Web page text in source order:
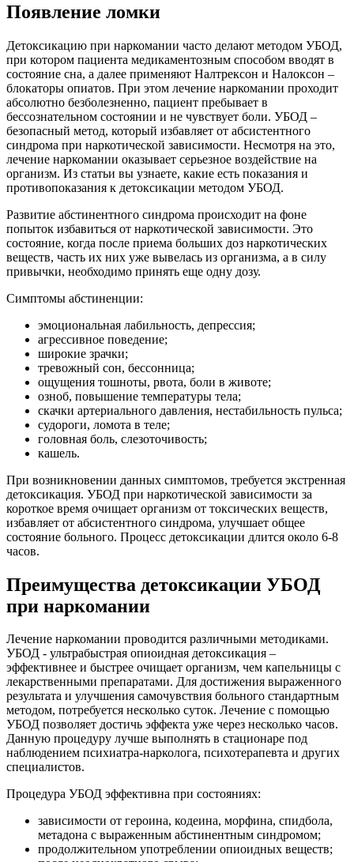
Появление ломки
Детоксикацию при наркомании часто делают методом УБОД,
при котором пациента медикаментозным способом вводят в
состояние сна, а далее применяют Налтрексон и Налоксон –
блокаторы опиатов. При этом лечение наркомании проходит
абсолютно безболезненно, пациент пребывает в
бессознательном состоянии и не чувствует боли. УБОД –
безопасный метод, который избавляет от абсистентного
синдрома при наркотической зависимости. Несмотря на это,
лечение наркомании оказывает серьезное воздействие на
организм. Из статьи вы узнаете, какие есть показания и
противопоказания к детоксикации методом УБОД.
Развитие абстинентного синдрома происходит на фоне
попыток избавиться от наркотической зависимости. Это
состояние, когда после приема больших доз наркотических
веществ, часть их них уже вывелась из организма, а в силу
привычки, необходимо принять еще одну дозу.
Симптомы абстиненции:
эмоциональная лабильность, депрессия;
агрессивное поведение;
широкие зрачки;
тревожный сон, бессонница;
ощущения тошноты, рвота, боли в животе;
озноб, повышение температуры тела;
скачки артериального давления, нестабильность пульса;
судороги, ломота в теле;
головная боль, слезоточивость;
кашель.
При возникновении данных симптомов, требуется экстренная
детоксикация. УБОД при наркотической зависимости за
короткое время очищает организм от токсических веществ,
избавляет от абсистентного синдрома, улучшает общее
состояние больного. Процесс детоксикации длится около 6-8
часов.
Преимущества детоксикации УБОД
при наркомании
Лечение наркомании проводится различными методиками.
УБОД - ультрабыстрая опиоидная детоксикация –
эффективнее и быстрее очищает организм, чем капельницы с
лекарственными препаратами. Для достижения выраженного
результата и улучшения самочувствия больного стандартным
методом, потребуется несколько суток. Лечение с помощью
УБОД позволяет достичь эффекта уже через несколько часов.
Данную процедуру лучше выполнять в стационаре под
наблюдением психиатра-нарколога, психотерапевта и других
специалистов.
Процедура УБОД эффективна при состояниях:
зависимости от героина, кодеина, морфина, спидбола,
метадона с выраженным абстинентным синдромом;
продолжительном употреблении опиоидных веществ;